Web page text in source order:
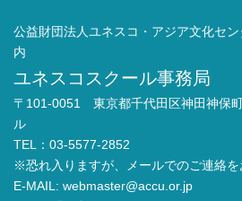
公益財団法人ユネスコ・アジア文化セ
内
ユネスコスクール事務局
〒101-0051 東京都千代田区神田神保
ル
TEL：03-5577-2852
※恐れ入りますが、メールでのご連絡を
E-MAIL: webmaster@accu.or.jp